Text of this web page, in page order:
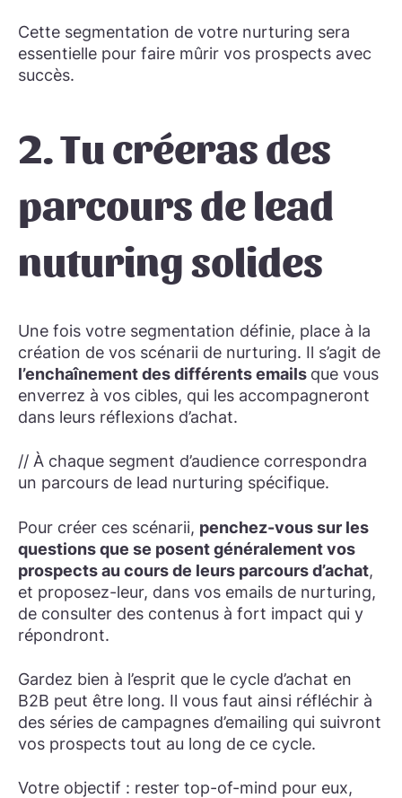
Cette segmentation de votre nurturing sera
essentielle pour faire mûrir vos prospects avec
succès.
2. Tu créeras des
parcours de lead
nuturing solides
Une fois votre segmentation définie, place à la
création de vos scénarii de nurturing. Il s’agit de
l’enchaînement des différents emails que vous
enverrez à vos cibles, qui les accompagneront
dans leurs réflexions d’achat.
// À chaque segment d’audience correspondra
un parcours de lead nurturing spécifique.
Pour créer ces scénarii, penchez-vous sur les
questions que se posent généralement vos
prospects au cours de leurs parcours d’achat,
et proposez-leur, dans vos emails de nurturing,
de consulter des contenus à fort impact qui y
répondront.
Gardez bien à l’esprit que le cycle d’achat en
B2B peut être long. Il vous faut ainsi réfléchir à
des séries de campagnes d’emailing qui suivront
vos prospects tout au long de ce cycle.
Votre objectif : rester top-of-mind pour eux,